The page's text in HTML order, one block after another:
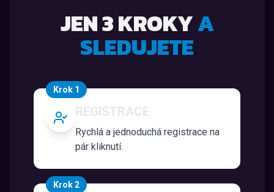
JEN 3 KROKYA
SLEDUJETE
Krok 1
REGISTRACE
Rychlá a jednoduchá registrace na
pár kliknutí.
Krok 2